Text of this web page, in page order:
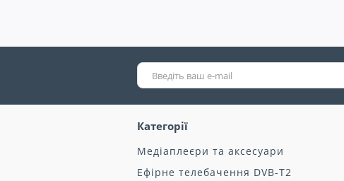
Категорії
Медіаплеєри та аксесуари
Ефірне телебачення DVB-T2